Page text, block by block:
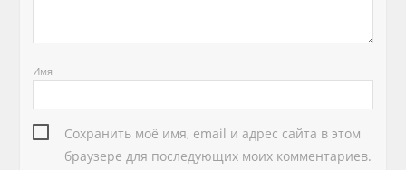
Имя
Сохранить моё имя, email и адрес сайта в этом
браузере для последующих моих комментариев.